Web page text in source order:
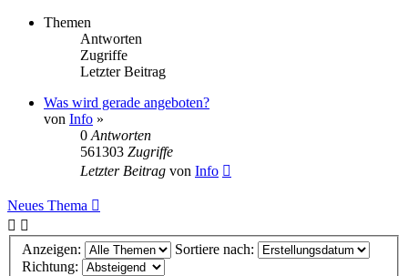
Themen
Antworten
Zugriffe
Letzter Beitrag
Was wird gerade angeboten?
von Info »
0 Antworten
561303 Zugriffe
Letzter Beitrag von Info
Neues Thema
Anzeigen:
Sortiere nach:
Richtung: